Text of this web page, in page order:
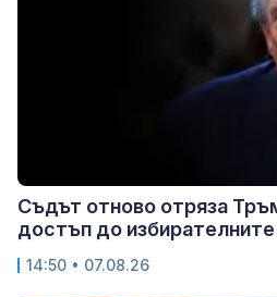
Съдът отново отряза
достъп до
14:50 • 07.08.26